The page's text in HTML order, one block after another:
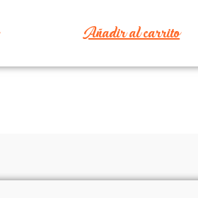
Añadir al carrito